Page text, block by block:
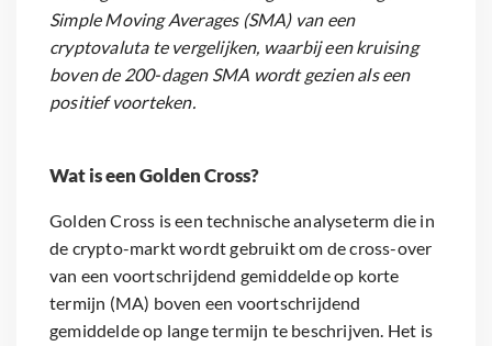
Simple Moving Averages (SMA) van een
cryptovaluta te vergelijken, waarbij een kruising
boven de 200-dagen SMA wordt gezien als een
positief voorteken.
Wat is een Golden Cross?
Golden Cross is een technische analyseterm die in
de crypto-markt wordt gebruikt om de cross-over
van een voortschrijdend gemiddelde op korte
termijn (MA) boven een voortschrijdend
gemiddelde op lange termijn te beschrijven. Het is